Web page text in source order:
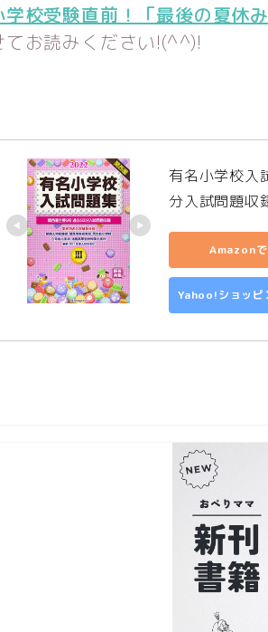
学校受験直前！「最後の夏休
てお読みください!(^^)!
有名小学校入
分入試問題収
Amazonで
Yahoo!ショッピ